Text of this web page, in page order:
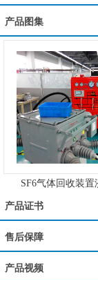
产品图集
SF6气体回收装
产品证书
售后保障
产品视频